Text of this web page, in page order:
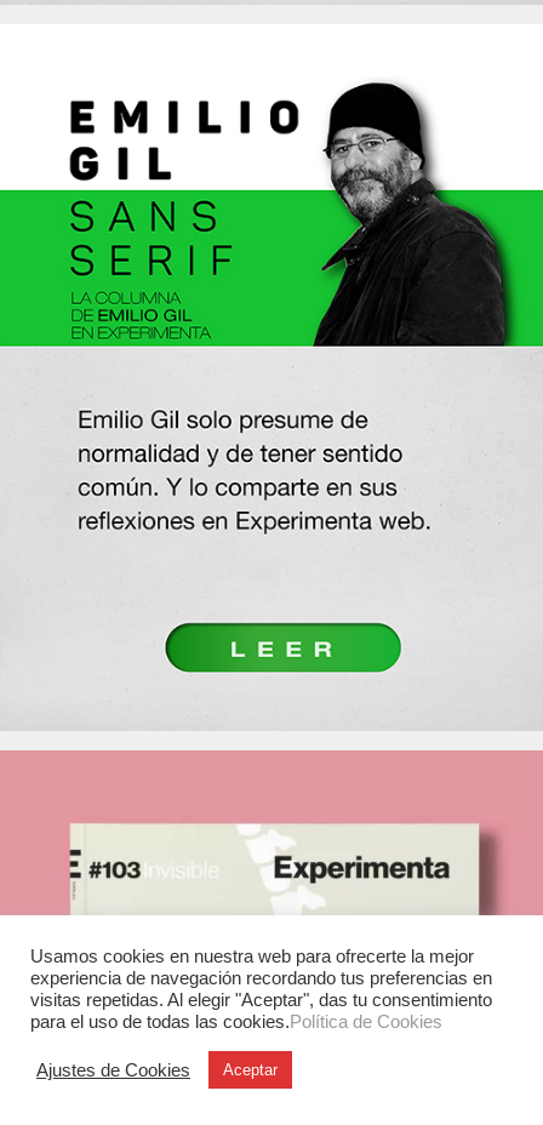
Usamos cookies en nuestra web para ofrecerte la mejor
experiencia de navegación recordando tus preferencias en
visitas repetidas. Al elegir "Aceptar", das tu consentimiento
para el uso de todas las cookies.Política de Cookies
Ajustes de Cookies Aceptar